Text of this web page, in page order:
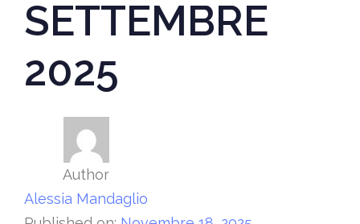
SETTEMBRE
2025
Author
Alessia Mandaglio